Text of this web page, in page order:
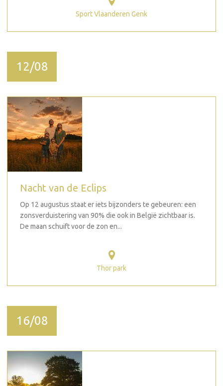
Sport Vlaanderen Genk
12/08
Nacht van de Eclips
Op 12 augustus staat er iets bijzonders te gebeuren: een
zonsverduistering van 90% die ook in België zichtbaar is.
De maan schuift voor de zon en...
Thor park
16/08